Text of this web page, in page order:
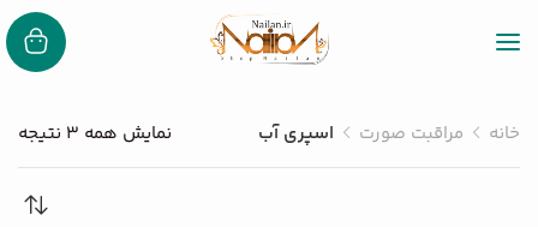
خانه مراقبت صورت اسپری آب نمایش همه 3 نتیجه